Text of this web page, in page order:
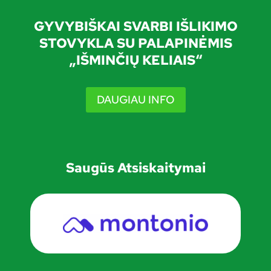
GYVYBIŠKAI SVARBI IŠLIKIMO
STOVYKLA SU PALAPINĖMIS
„IŠMINČIŲ KELIAIS“
DAUGIAU INFO
Saugūs Atsiskaitymai